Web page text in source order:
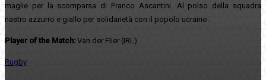
maglie per la scomparsa di Franco Ascantini. Al polso della squadra
nastro azzurro e giallo per solidarietà con il popolo ucraino.
Player of the Match: Van der Flier (IRL)
Rugby